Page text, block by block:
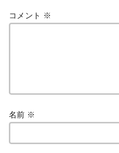
コメント ※
名前 ※